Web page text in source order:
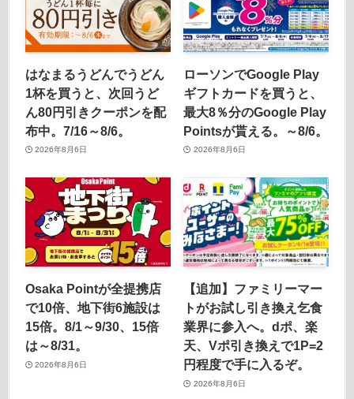
はなまるうどんでうどん
1杯を買うと、次回うど
ん80円引きクーポンを配
布中。7/16～8/6。
2026年8月6日
ローソンでGoogle Play
ギフトカードを買うと、
最大8％分のGoogle Play
Pointsが貰える。～8/6。
2026年8月6日
Osaka Pointが全提携店
で10倍、地下街6施設は
15倍。8/1～9/30、15倍
は～8/31。
2026年8月6日
【追加】ファミリーマー
トがお試し引き換え乞食
業界に参入へ。dポ、楽
天、Vポ引き換えで1P=2
円程度で手に入るぞ。
2026年8月6日